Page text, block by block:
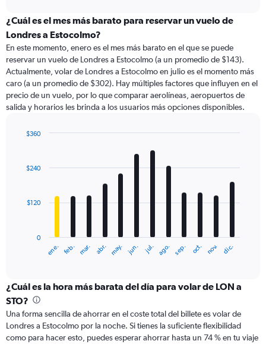
categories.
Range:
categories.
The
chart
has
1
Y
displaying
¿Cuál es el mes más barato para reservar un vuelo de
Londres a Estocolmo?
En este momento, enero es el mes más barato en el que se puede
reservar un vuelo de Londres a Estocolmo (a un promedio de $143).
Actualmente, volar de Londres a Estocolmo en julio es el momento más
caro (a un promedio de $302). Hay múltiples factores que influyen en el
precio de un vuelo, por lo que comparar aerolíneas, aeropuertos de
salida y horarios les brinda a los usuarios más opciones disponibles.
with
12
The
categories.
Range:
12
categories.
The
ene. feb. mar. abr. may. jun. jul. ago. sep. oct. nov. dic.
0
$120
$240
$360
¿Cuál es la hora más barata del día para volar de LON a
STO?
Una forma sencilla de ahorrar en el coste total del billete es volar de
Londres a Estocolmo por la noche. Si tienes la suficiente flexibilidad
como para hacer esto, puedes esperar ahorrar hasta un 74 % en tu viaje